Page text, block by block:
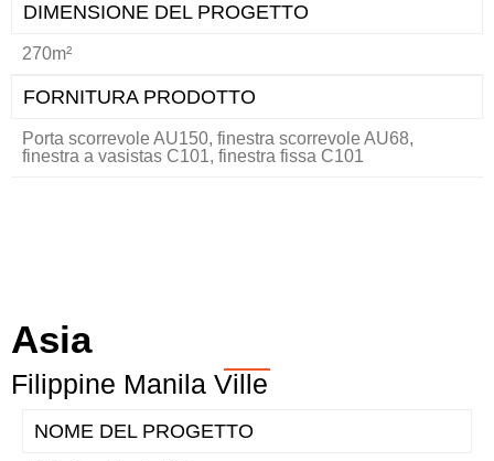
DIMENSIONE DEL PROGETTO
270m²
FORNITURA PRODOTTO
Porta scorrevole AU150, finestra scorrevole AU68,
finestra a vasistas C101, finestra fissa C101
Asia
Filippine Manila Ville
NOME DEL PROGETTO